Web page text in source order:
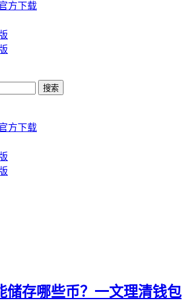
方下载
搜索
方下载
储存哪些币？一文理清钱包